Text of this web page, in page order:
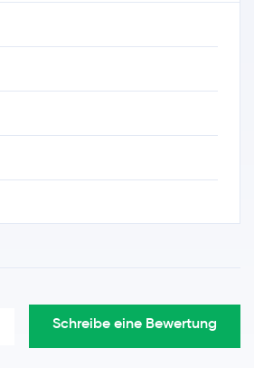
Schreibe eine Bewertung